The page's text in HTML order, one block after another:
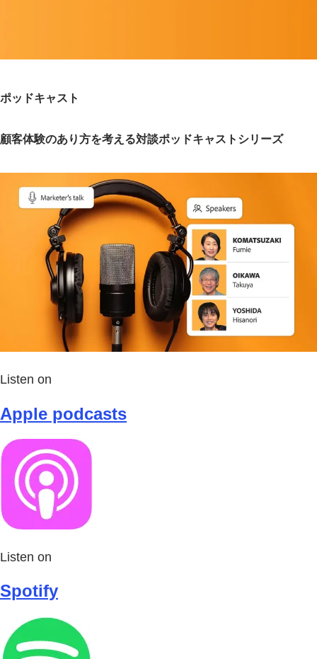
ポッドキャスト
顧客体験のあり方を考える対談ポッドキャストシリーズ
Listen on
Apple podcasts
Listen on
Spotify